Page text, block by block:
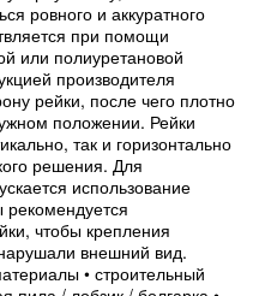
ровного и аккуратного
при помощи
или полиуретановой
производителя
рейки, после чего плотно
положении. Рейки
так и горизонтально
решения. Для
использование
рекомендуется
чтобы крепления
внешний вид.
• строительный